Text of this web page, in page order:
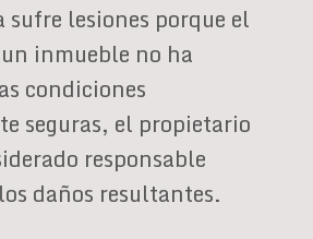
sufre lesiones porque el
inmueble no ha
condiciones
seguras, el propietario
responsable
daños resultantes.